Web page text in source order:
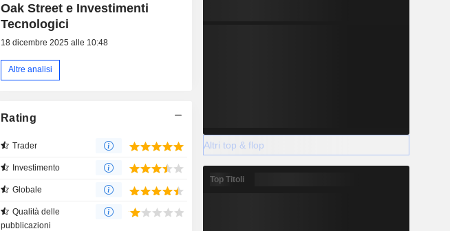
Oak Street e Investimenti
Tecnologici
18 dicembre 2025 alle 10:48
Altre analisi
Rating
Trader
Investimento
Globale
Qualità delle
pubblicazioni
Altri top & flop
Top Titoli